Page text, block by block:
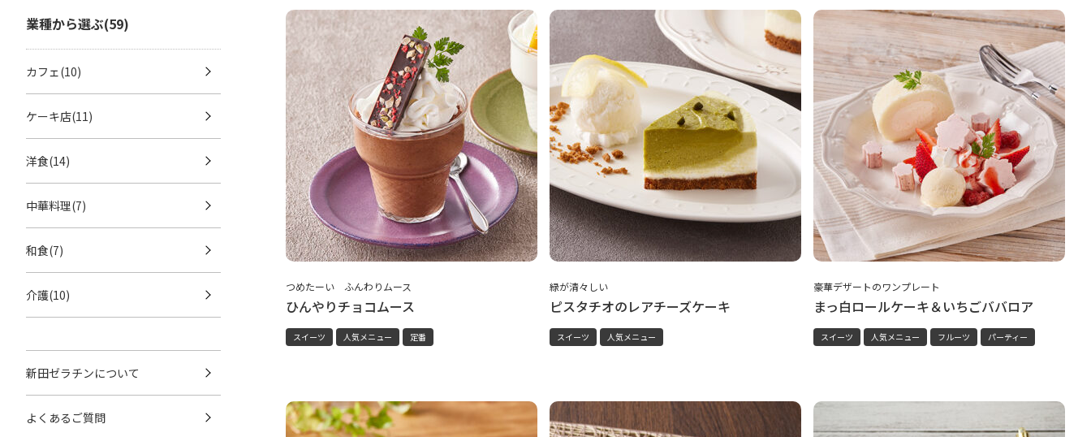
業種から選ぶ(59)
カフェ(10)
ケーキ店(11)
洋食(14)
中華料理(7)
和食(7)
介護(10)
新田ゼラチンについて
よくあるご質問
つめたーい ふんわりムース
ひんやりチョコムース
スイーツ 人気メニュー 定番
緑が清々しい
ピスタチオのレアチーズケーキ
スイーツ 人気メニュー
豪華デザートのワンプレート
まっ白ロールケーキ＆いちごババロア
スイーツ 人気メニュー フルーツ パーティー